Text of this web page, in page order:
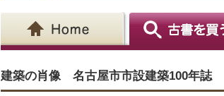
建築の肖像 名古屋市市設建築100年誌